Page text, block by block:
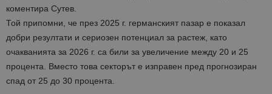
коментира Сутев.
Той припомни, че през 2025 г. германският пазар е показал
добри резултати и сериозен потенциал за растеж, като
очакванията за 2026 г. са били за увеличение между 20 и 25
процента. Вместо това секторът е изправен пред прогнозиран
спад от 25 до 30 процента.